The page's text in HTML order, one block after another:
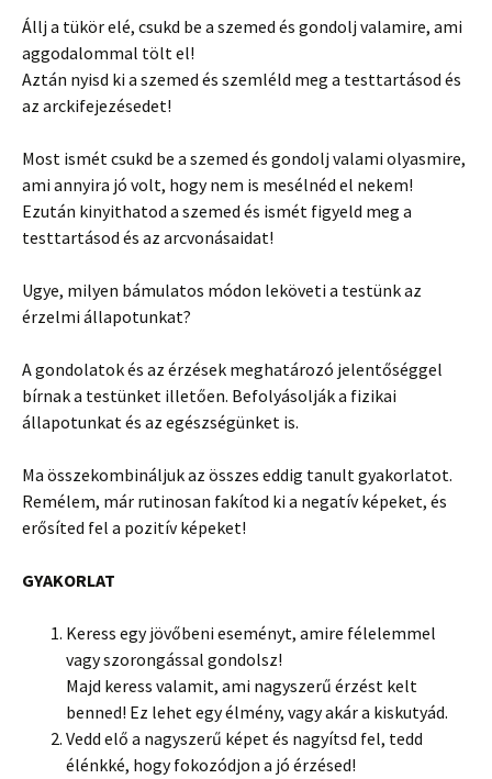
Állj a tükör elé, csukd be a szemed és gondolj valamire, ami
aggodalommal tölt el!
Aztán nyisd ki a szemed és szemléld meg a testtartásod és
az arckifejezésedet!
Most ismét csukd be a szemed és gondolj valami olyasmire,
ami annyira jó volt, hogy nem is mesélnéd el nekem!
Ezután kinyithatod a szemed és ismét figyeld meg a
testtartásod és az arcvonásaidat!
Ugye, milyen bámulatos módon leköveti a testünk az
érzelmi állapotunkat?
A gondolatok és az érzések meghatározó jelentőséggel
bírnak a testünket illetően. Befolyásolják a fizikai
állapotunkat és az egészségünket is.
Ma összekombináljuk az összes eddig tanult gyakorlatot.
Remélem, már rutinosan fakítod ki a negatív képeket, és
erősíted fel a pozitív képeket!
GYAKORLAT
Keress egy jövőbeni eseményt, amire félelemmel
vagy szorongással gondolsz!
Majd keress valamit, ami nagyszerű érzést kelt
benned! Ez lehet egy élmény, vagy akár a kiskutyád.
Vedd elő a nagyszerű képet és nagyítsd fel, tedd
élénkké, hogy fokozódjon a jó érzésed!